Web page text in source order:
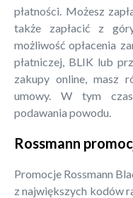
płatności. Możesz
także zapłacić z
możliwość opłacenia
płatniczej, BLIK lub
zakupy online, masz
umowy. W tym
podawania powodu.
Rossmann
Promocje Rossmann
z największych kodów